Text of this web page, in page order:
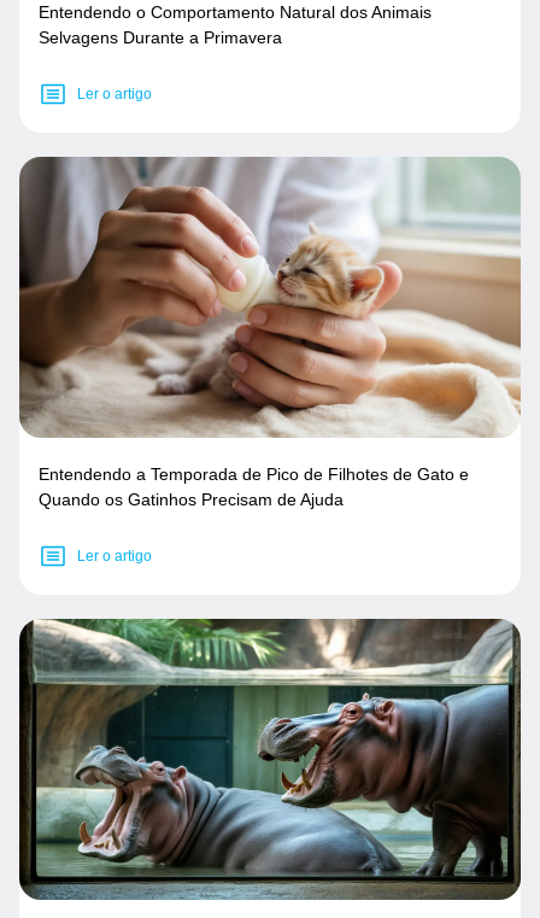
Entendendo o Comportamento Natural dos Animais
Selvagens Durante a Primavera
Ler o artigo
Entendendo a Temporada de Pico de Filhotes de Gato e
Quando os Gatinhos Precisam de Ajuda
Ler o artigo